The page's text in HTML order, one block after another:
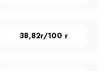
38,82г/100 г